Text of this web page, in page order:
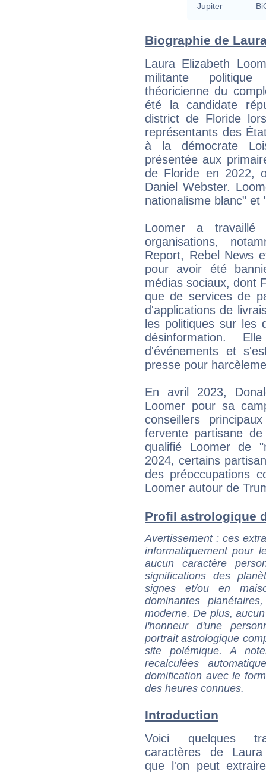
Jupiter
Biographie de
Laura Elizabeth
militante
théoricienne du
été la candidate
district de Floride
représentants des
à la démocrate
présentée aux
de Floride en 2022,
Daniel Webster.
nationalisme blanc" et
Loomer a travaillé
organisations,
Report, Rebel News
pour avoir été
médias sociaux, dont
que de services de
d'applications de
les politiques sur les
désinformation.
d'événements et
presse pour
En avril 2023,
Loomer pour sa
conseillers
fervente partisane
qualifié Loomer de
2024, certains
des préoccupations
Loomer autour de
Profil astrologique
Avertissement: ces
informatiquement pour
aucun caractère
significations des
signes et/ou en
dominantes
moderne. De plus,
l'honneur d'une
portrait astrologique
site polémique. A
recalculées
domification avec le
des heures connues.
Introduction
Voici quelques
caractères de
que l'on peut